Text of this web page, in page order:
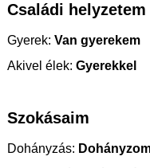
Családi helyzetem
Gyerek: Van gyerekem
Akivel élek: Gyerekkel
Szokásaim
Dohányzás: